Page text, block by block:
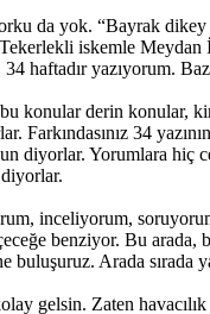
da yok. “Bayrak dikey
iskemle Meydan
haftadır yazıyorum.
konular derin konular,
Farkındasınız 34
diyorlar. Yorumlara hiç
inceliyorum,
benziyor. Bu arada,
buluşuruz. Arada sırada
gelsin. Zaten